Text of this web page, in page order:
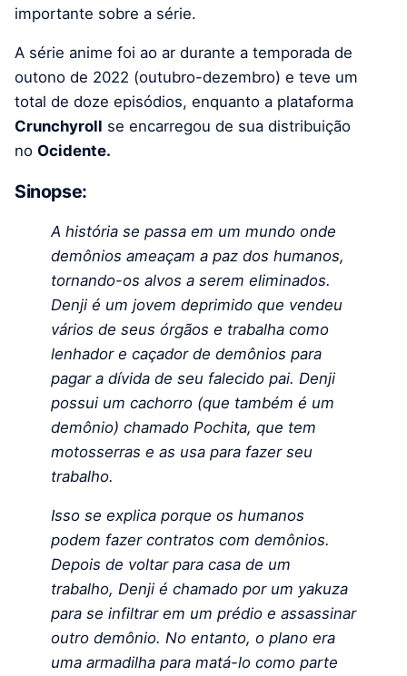
importante sobre a série.
A série anime foi ao ar durante a temporada de
outono de 2022 (outubro-dezembro) e teve um
total de doze episódios, enquanto a plataforma
Crunchyroll se encarregou de sua distribuição
no Ocidente.
Sinopse:
A história se passa em um mundo onde
demônios ameaçam a paz dos humanos,
tornando-os alvos a serem eliminados.
Denji é um jovem deprimido que vendeu
vários de seus órgãos e trabalha como
lenhador e caçador de demônios para
pagar a dívida de seu falecido pai. Denji
possui um cachorro (que também é um
demônio) chamado Pochita, que tem
motosserras e as usa para fazer seu
trabalho.
Isso se explica porque os humanos
podem fazer contratos com demônios.
Depois de voltar para casa de um
trabalho, Denji é chamado por um yakuza
para se infiltrar em um prédio e assassinar
outro demônio. No entanto, o plano era
uma armadilha para matá-lo como parte